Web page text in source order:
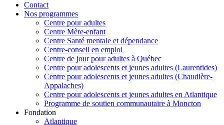
Contact
Nos programmes
Centre pour adultes
Centre Mère-enfant
Centre Santé mentale et dépendance
Centre-conseil en emploi
Centre de jour pour adultes à Québec
Centre pour adolescents et jeunes adultes (Laurentides)
Centre pour adolescents et jeunes adultes (Chaudière-
Appalaches)
Centre pour adolescents et jeunes adultes en Atlantique
Programme de soutien communautaire à Moncton
Fondation
Atlantique